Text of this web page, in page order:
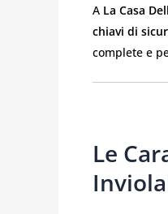
A La Casa
chiavi di
complete e
Le